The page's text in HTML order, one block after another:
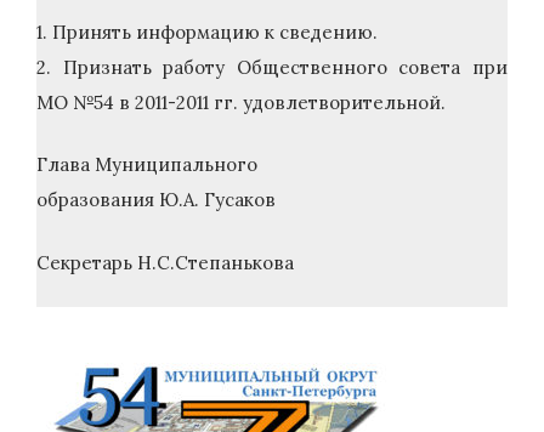
1. Принять информацию к сведению.
2. Признать работу Общественного совета при
МО №54 в 2011-2011 гг. удовлетворительной.
Глава Муниципального
образования Ю.А. Гусаков
Секретарь Н.С.Степанькова